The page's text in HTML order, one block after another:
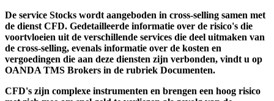
De service Stocks wordt aangeboden in cross-selling samen met
de dienst CFD. Gedetailleerde informatie over de risico's die
voortvloeien uit de verschillende services die deel uitmaken van
de cross-selling, evenals informatie over de kosten en
vergoedingen die aan deze diensten zijn verbonden, vindt u op
OANDA TMS Brokers in de rubriek Documenten.
CFD's zijn complexe instrumenten en brengen een hoog risico